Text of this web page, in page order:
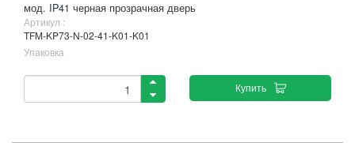
мод. IP41 черная прозрачная дверь
Артикул :
TFM-KP73-N-02-41-K01-K01
Упаковка
Купить